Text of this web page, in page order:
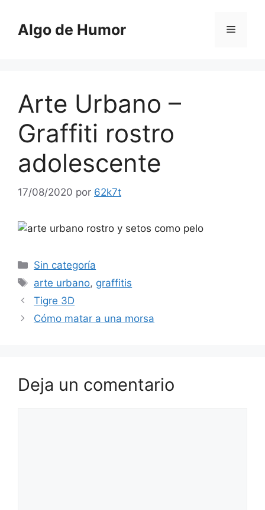
contenido
Algo de Humor Menú
Arte Urbano –
Graffiti rostro
adolescente
17/08/2020 por 62k7t
Categorías
Sin categoría
Etiquetas
arte urbano, graffitis
Tigre 3D
Cómo matar a una morsa
Deja un comentario